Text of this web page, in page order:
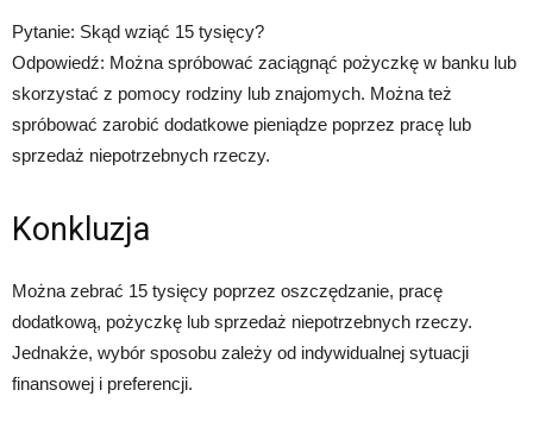
Pytanie: Skąd wziąć 15 tysięcy?
Odpowiedź: Można spróbować zaciągnąć pożyczkę w banku lub
skorzystać z pomocy rodziny lub znajomych. Można też
spróbować zarobić dodatkowe pieniądze poprzez pracę lub
sprzedaż niepotrzebnych rzeczy.
Konkluzja
Można zebrać 15 tysięcy poprzez oszczędzanie, pracę
dodatkową, pożyczkę lub sprzedaż niepotrzebnych rzeczy.
Jednakże, wybór sposobu zależy od indywidualnej sytuacji
finansowej i preferencji.